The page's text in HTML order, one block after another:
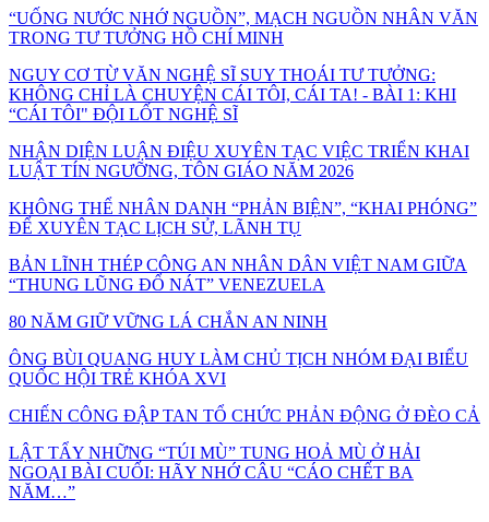
“UỐNG NƯỚC NHỚ NGUỒN”, MẠCH NGUỒN NHÂN VĂN
TRONG TƯ TƯỞNG HỒ CHÍ MINH
NGUY CƠ TỪ VĂN NGHỆ SĨ SUY THOÁI TƯ TƯỞNG:
KHÔNG CHỈ LÀ CHUYỆN CÁI TÔI, CÁI TA! - BÀI 1: KHI
“CÁI TÔI" ĐỘI LỐT NGHỆ SĨ
NHẬN DIỆN LUẬN ĐIỆU XUYÊN TẠC VIỆC TRIỂN KHAI
LUẬT TÍN NGƯỠNG, TÔN GIÁO NĂM 2026
KHÔNG THỂ NHÂN DANH “PHẢN BIỆN”, “KHAI PHÓNG”
ĐỂ XUYÊN TẠC LỊCH SỬ, LÃNH TỤ
BẢN LĨNH THÉP CÔNG AN NHÂN DÂN VIỆT NAM GIỮA
“THUNG LŨNG ĐỔ NÁT” VENEZUELA
80 NĂM GIỮ VỮNG LÁ CHẮN AN NINH
ÔNG BÙI QUANG HUY LÀM CHỦ TỊCH NHÓM ĐẠI BIỂU
QUỐC HỘI TRẺ KHÓA XVI
CHIẾN CÔNG ĐẬP TAN TỔ CHỨC PHẢN ĐỘNG Ở ĐÈO CẢ
LẬT TẨY NHỮNG “TÚI MÙ” TUNG HOẢ MÙ Ở HẢI
NGOẠI BÀI CUỐI: HÃY NHỚ CÂU “CÁO CHẾT BA
NĂM…”